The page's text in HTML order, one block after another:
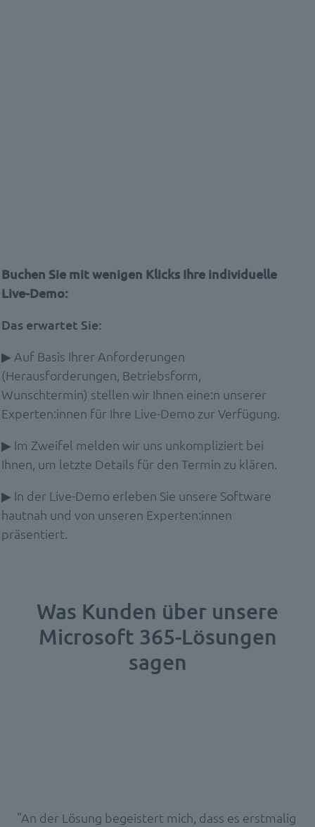
Buchen Sie mit wenigen Klicks Ihre individuelle
Live-Demo:
Das erwartet Sie:
▶ Auf Basis Ihrer Anforderungen
(Herausforderungen, Betriebsform,
Wunschtermin) stellen wir Ihnen eine:n unserer
Experten:innen für Ihre Live-Demo zur Verfügung.
▶ Im Zweifel melden wir uns unkompliziert bei
Ihnen, um letzte Details für den Termin zu klären.
▶ In der Live-Demo erleben Sie unsere Software
hautnah und von unseren Experten:innen
präsentiert.
Was Kunden über unsere
Microsoft 365-Lösungen
sagen
"An der Lösung begeistert mich, dass es erstmalig